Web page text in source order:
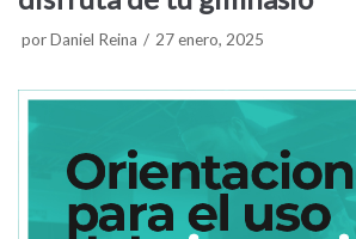
porDaniel Reina 27 enero, 2025